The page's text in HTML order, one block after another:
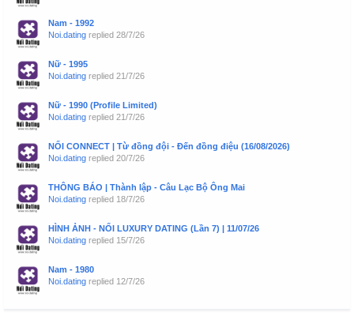
Nam - 1992
Noi.dating replied 28/7/26
Nữ - 1995
Noi.dating replied 21/7/26
Nữ - 1990 (Profile Limited)
Noi.dating replied 21/7/26
NỐI CONNECT | Từ đồng đội - Đến đồng điệu (16/08/2026)
Noi.dating replied 20/7/26
THÔNG BÁO | Thành lập - Câu Lạc Bộ Ông Mai
Noi.dating replied 18/7/26
HÌNH ẢNH - NỐI LUXURY DATING (Lần 7) | 11/07/26
Noi.dating replied 15/7/26
Nam - 1980
Noi.dating replied 12/7/26